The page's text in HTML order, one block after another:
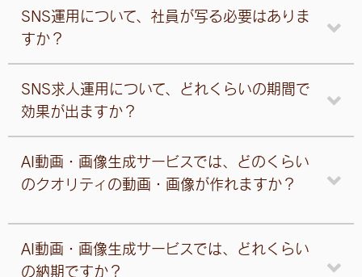
SNS運用について、社員が写る必要はありま
すか？
SNS求人運用について、どれくらいの期間で
効果が出ますか？
AI動画・画像生成サービスでは、どのくらい
のクオリティの動画・画像が作れますか？
AI動画・画像生成サービスでは、どれくらい
の納期ですか？